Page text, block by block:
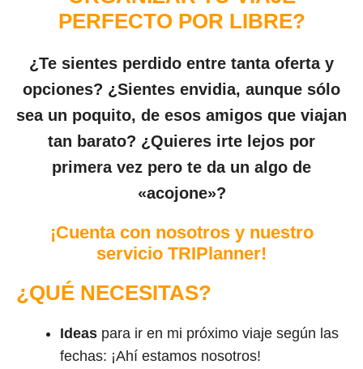
PERFECTO POR LIBRE?
¿Te sientes perdido entre tanta oferta y
opciones? ¿Sientes envidia, aunque sólo
sea un poquito, de esos amigos que viajan
tan barato? ¿Quieres irte lejos por
primera vez pero te da un algo de
«acojone»?
¡Cuenta con nosotros y nuestro
servicio TRIPlanner!
¿QUÉ NECESITAS?
Ideas para ir en mi próximo viaje según las
fechas: ¡Ahí estamos nosotros!